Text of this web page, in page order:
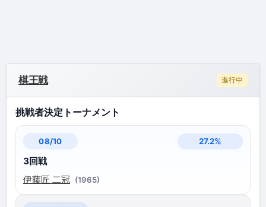
棋王戦 進行中
挑戦者決定トーナメント
08/10 27.2%
3回戦
伊藤匠 二冠 (1965)